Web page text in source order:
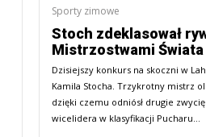
Sporty zimowe
Stoch zdeklasował
Mistrzostwami
Dzisiejszy konkurs na skoczni w
Kamila Stocha. Trzykrotny mistrz
dzięki czemu odniósł drugie
wicelidera w klasyfikacji Pucharu…